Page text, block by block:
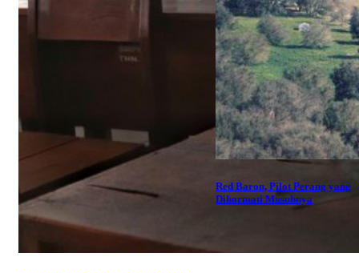
Red Baron, Pilot Perang yang
Dihormati Musuhnya